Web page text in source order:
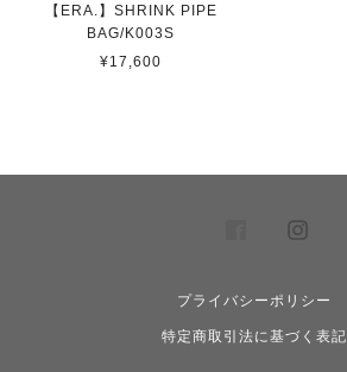
【ERA.】SHRINK PIPE
BAG/K003S
¥17,600
プライバシーポリシー
特定商取引法に基づく表記